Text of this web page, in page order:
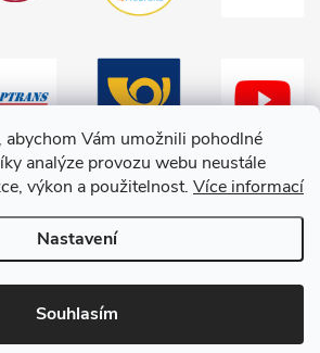
abychom Vám umožnili pohodlné
analýze provozu webu neustále
výkon a použitelnost. Více informací
Nastavení
Souhlasím
Vytvořil Shoptet